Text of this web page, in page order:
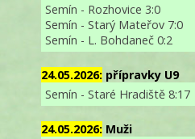
Semín - Rozhovice 3:0
Semín - Starý Mateřov 7:0
Semín - L. Bohdaneč 0:2
24.05.2026: přípravky U9
Semín - Staré Hradiště 8:17
24.05.2026: Muži